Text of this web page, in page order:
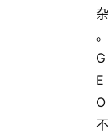
杂
。
G
E
O
不